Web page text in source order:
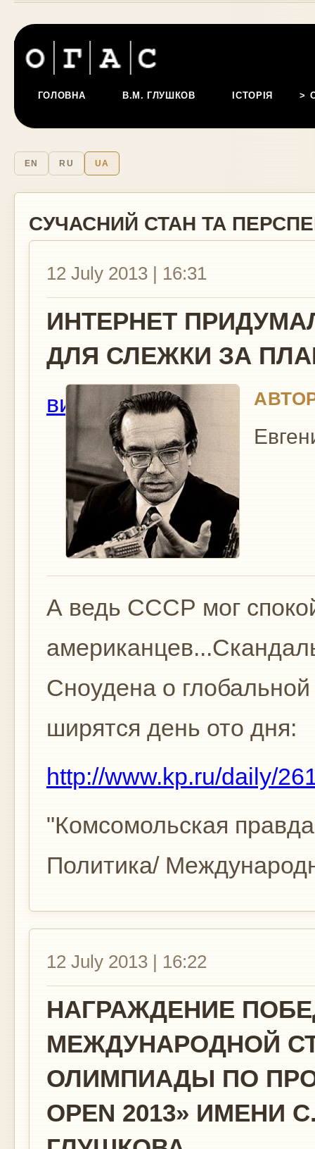
ГОЛОВНА В.М. ГЛУШКОВ ІСТОРІЯ
EN RU UA
СУЧАСНИЙ СТАН ТА
12 July 2013 | 16:31
ИНТЕРНЕТ
ДЛЯ СЛЕЖКИ ЗА
А ведь СССР мог
Сноудена о
ширятся день ото дня:
http://www.kp.ru/daily/
"Комсомольская
Политика/
вид
12 July 2013 | 16:22
НАГРАЖДЕНИЕ
МЕЖДУНАРОДНОЙ
ОЛИМПИАДЫ ПО
OPEN 2013» ИМЕНИ